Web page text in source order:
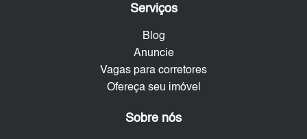
Serviços
Blog
Anuncie
Vagas para corretores
Ofereça seu imóvel
Sobre nós